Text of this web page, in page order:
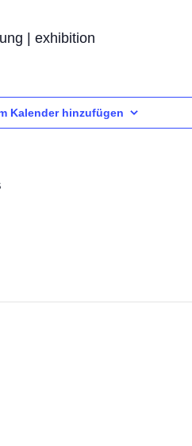
| exhibition
Kalender hinzufügen